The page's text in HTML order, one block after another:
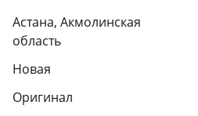
Астана, Акмолинская
область
Новая
Оригинал